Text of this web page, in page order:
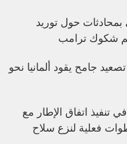
حول توريد
شكوك ترامب
جامح يقود ألمانيا نحو
تنفيذ اتفاق الإطار مع
فعلية لنزع سلاح